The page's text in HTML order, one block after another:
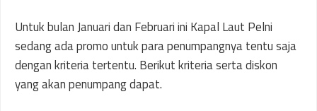
Untuk bulan Januari dan Februari ini Kapal Laut Pelni
sedang ada promo untuk para penumpangnya tentu saja
dengan kriteria tertentu. Berikut kriteria serta diskon
yang akan penumpang dapat.